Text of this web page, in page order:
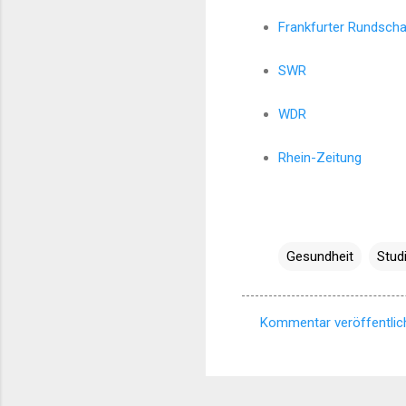
Frankfurter
SWR
WDR
Rhein-Zeitung
Gesundheit
Kommentar